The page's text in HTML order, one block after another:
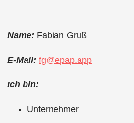
Name: Fabian Gruß
E-Mail: fg@epap.app
Ich bin:
Unternehmer